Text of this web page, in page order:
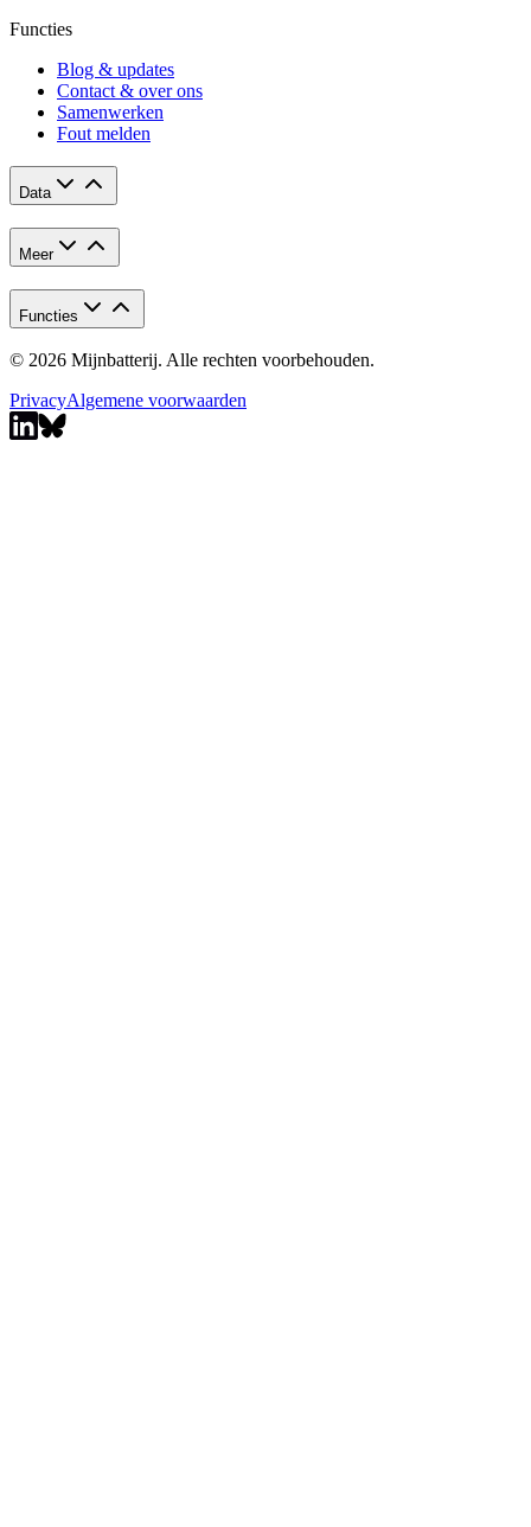
Functies
Blog & updates
Contact & over ons
Samenwerken
Fout melden
Data
Meer
Functies
© 2026 Mijnbatterij. Alle rechten voorbehouden.
PrivacyAlgemene voorwaarden